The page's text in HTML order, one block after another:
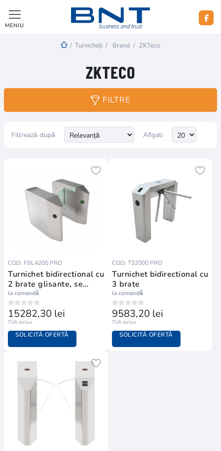
MENIU
/ Turnicheți / Brand / ZKTeco
ZKTECO
FILTRE
Filtrează după Afişati
COD: FBL4200 PRO
Turnichet bidirectional cu
2 brate glisante, se
foloseste impreuna cu
seria FBL4000 pentru a
crea 2 cai de acces
la comandă
15282,30 lei
TVA inclus
SOLICITĂ OFERTĂ
COD: TS2000 PRO
Turnichet bidirectional cu
3 brate
la comandă
9583,20 lei
TVA inclus
SOLICITĂ OFERTĂ